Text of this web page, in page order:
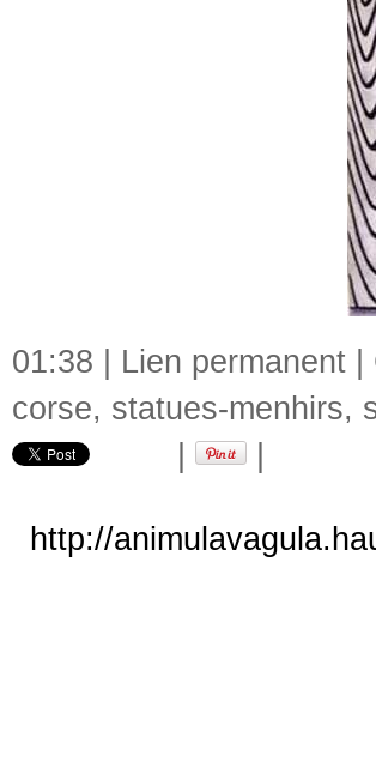
01:38 | Lien permanent
corse, statues-menhirs,
http://